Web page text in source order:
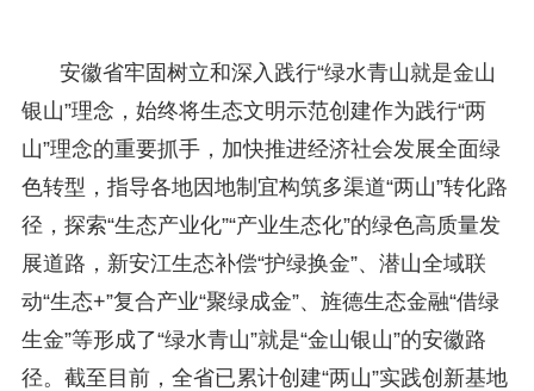
安徽省牢固树立和深入践行“绿水青山就是金山
银山”理念，始终将生态文明示范创建作为践行“两
山”理念的重要抓手，加快推进经济社会发展全面绿
色转型，指导各地因地制宜构筑多渠道“两山”转化路
径，探索“生态产业化”“产业生态化”的绿色高质量发
展道路，新安江生态补偿“护绿换金”、潜山全域联
动“生态+”复合产业“聚绿成金”、旌德生态金融“借绿
生金”等形成了“绿水青山”就是“金山银山”的安徽路
径。截至目前，全省已累计创建“两山”实践创新基地